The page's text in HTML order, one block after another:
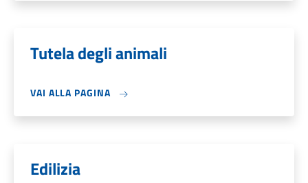
Tutela degli animali
VAI ALLA PAGINA
Edilizia